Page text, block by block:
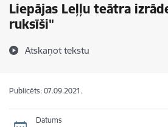
Liepājas Leļļu teātra
ruksīši"
Atskaņot tekstu
Publicēts: 07.09.2021.
Datums